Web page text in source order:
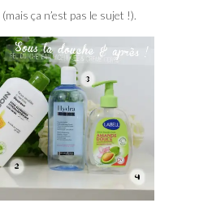
(mais ça n’est pas le sujet !).